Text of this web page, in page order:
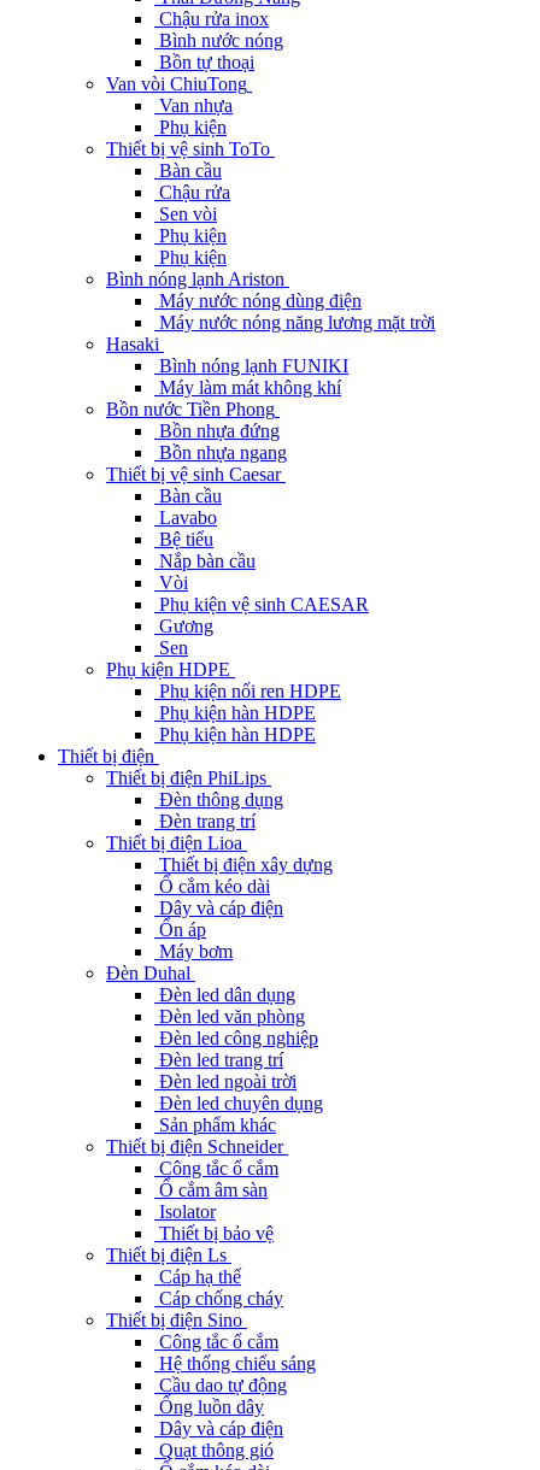
Chậu rửa inox
Bình nước nóng
Bồn tự thoại
Van vòi ChiuTong
Van nhựa
Phụ kiện
Thiết bị vệ sinh ToTo
Bàn cầu
Chậu rửa
Sen vòi
Phụ kiện
Phụ kiện
Bình nóng lạnh Ariston
Máy nước nóng dùng điện
Máy nước nóng năng lương mặt trời
Hasaki
Bình nóng lạnh FUNIKI
Máy làm mát không khí
Bồn nước Tiền Phong
Bồn nhựa đứng
Bồn nhựa ngang
Thiết bị vệ sinh Caesar
Bàn cầu
Lavabo
Bệ tiểu
Nắp bàn cầu
Vòi
Phụ kiện vệ sinh CAESAR
Gương
Sen
Phụ kiện HDPE
Phụ kiện nối ren HDPE
Phụ kiện hàn HDPE
Phụ kiện hàn HDPE
Thiết bị điện
Thiết bị điện PhiLips
Đèn thông dụng
Đèn trang trí
Thiết bị điện Lioa
Thiết bị điện xây dựng
Ổ cắm kéo dài
Dây và cáp điện
Ổn áp
Máy bơm
Đèn Duhal
Đèn led dân dụng
Đèn led văn phòng
Đèn led công nghiệp
Đèn led trang trí
Đèn led ngoài trời
Đèn led chuyên dụng
Sản phẩm khác
Thiết bị điện Schneider
Công tắc ổ cắm
Ổ cắm âm sàn
Isolator
Thiết bị bảo vệ
Thiết bị điện Ls
Cáp hạ thế
Cáp chống cháy
Thiết bị điện Sino
Công tắc ổ cắm
Hệ thống chiếu sáng
Cầu dao tự động
Ống luồn dây
Dây và cáp điện
Quạt thông gió